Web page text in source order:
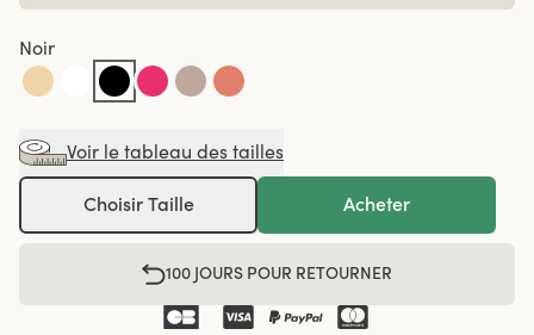
Noir
Voir le tableau des tailles
Choisir Taille Acheter
100 JOURS POUR RETOURNER